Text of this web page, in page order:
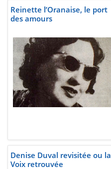
Reinette l’Oranaise, le port
des amours
Denise Duval revisitée ou la
Voix retrouvée